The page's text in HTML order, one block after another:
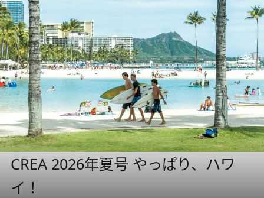
CREA 2026年夏号 やっぱり、ハワ
イ！